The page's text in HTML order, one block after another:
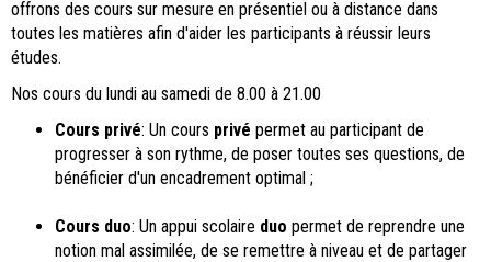
offrons des cours sur mesure en présentiel ou à distance dans
toutes les matières afin d'aider les participants à réussir leurs
études.
Nos cours du lundi au samedi de 8.00 à 21.00
Cours privé: Un cours privé permet au participant de
progresser à son rythme, de poser toutes ses questions, de
bénéficier d'un encadrement optimal ;
Cours duo: Un appui scolaire duo permet de reprendre une
notion mal assimilée, de se remettre à niveau et de partager